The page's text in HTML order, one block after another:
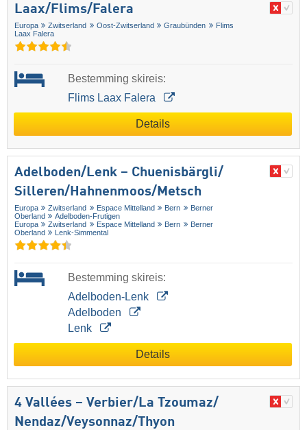
Laax/​Flims/​Falera
Europa Zwitserland Oost-Zwitserland Graubünden
Flims
Laax Falera
Bestemming skireis:
Flims Laax Falera
Details
Adelboden/​Lenk – Chuenisbärgli/​
Silleren/​Hahnenmoos/​Metsch
Europa Zwitserland Espace Mittelland Bern
Berner
Oberland
Adelboden-Frutigen
Europa
Zwitserland Espace Mittelland Bern
Berner
Oberland
Lenk-Simmental
Bestemming skireis:
Adelboden-Lenk
Adelboden
Lenk
Details
4 Vallées – Verbier/​La Tzoumaz/​
Nendaz/​Veysonnaz/​Thyon